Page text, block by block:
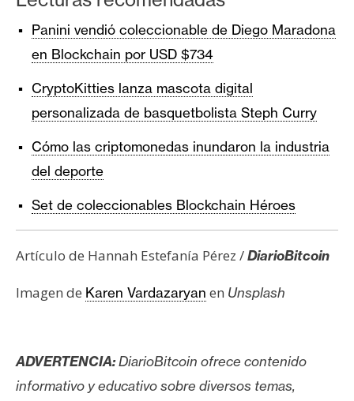
Panini vendió coleccionable de Diego Maradona
en Blockchain por USD $734
CryptoKitties lanza mascota digital
personalizada de basquetbolista Steph Curry
Cómo las criptomonedas inundaron la industria
del deporte
Set de coleccionables Blockchain Héroes
Artículo de Hannah Estefanía Pérez /DiarioBitcoin
Imagen de Karen Vardazaryan en Unsplash
ADVERTENCIA:DiarioBitcoin ofrece contenido
informativo y educativo sobre diversos temas,